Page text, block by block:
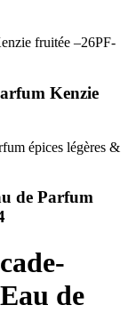
Kenzie
de Parfum
de